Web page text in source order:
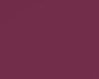
d'un filtrage sur
correctement
votre réseau